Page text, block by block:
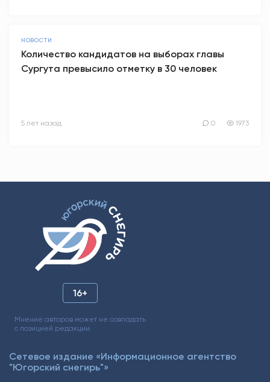
НОВОСТИ
Количество кандидатов на выборах главы
Сургута превысило отметку в 30 человек
5 лет назад 0 1973
16+
Мнение авторов может не совпадать
с позицией редакции.
Сетевое издание «Информационное агентство
"Югорский снегирь"»